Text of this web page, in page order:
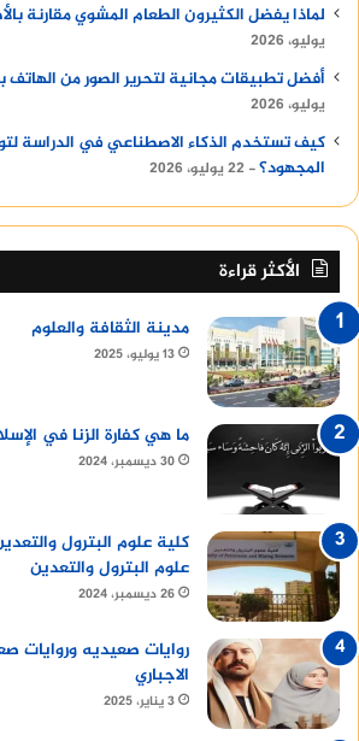
لماذا يفضل الكثيرون الطعام المشوي مقارنة
يوليو، 2026
أفضل تطبيقات مجانية لتحرير الصور من
يوليو، 2026
كيف تستخدم الذكاء الاصطناعي في الدراسة
المجهود؟ 22 يوليو، 2026
الأكثر قراءة
مدينة الثقافة والعلوم
13 يوليو، 2025
ما هي كفارة الزنا في
30 ديسمبر، 2024
كلية علوم البترول
علوم البترول والتعدين
26 ديسمبر، 2024
روايات صعيديه وروايات
الاجباري
3 يناير، 2025